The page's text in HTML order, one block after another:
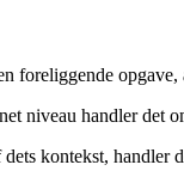
foreliggende opgave,
niveau handler det
kontekst, handler